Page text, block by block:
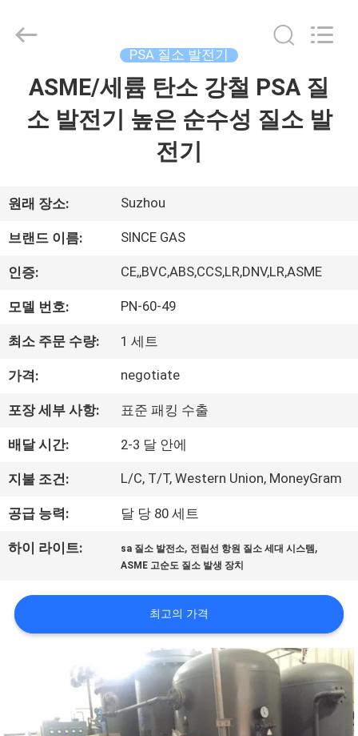
우
리
에
것
공
장
견
학
품
질
JoShining
PSA 질소 발전기
ASME/세륨 탄소 강철 PSA 질
소 발전기 높은 순수성 질소 발
전기
원래 장소: Suzhou
브랜드 이름: SINCE GAS
인증: CE,,BVC,ABS,CCS,LR,DNV,LR,ASME
모델 번호: PN-60-49
최소 주문 수량: 1 세트
가격: negotiate
포장 세부 사항: 표준 패킹 수출
배달 시간: 2-3 달 안에
지불 조건: L/C, T/T, Western Union, MoneyGram
공급 능력: 달 당 80 세트
하이 라이트: sa 질소 발전소, 전립선 항원 질소 세대 시스템 ,
ASME 고순도 질소 발생 장치
최고의 가격